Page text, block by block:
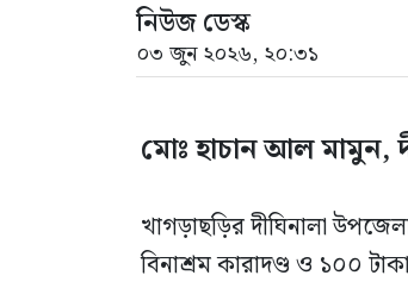
নিউজ ডেস্ক
০৩ জুন ২০২৬, ২০:৩১
মোঃ হাচান আল মামুন,
খাগড়াছড়ির দীঘিনালা
বিনাশ্রম কারাদণ্ড ও ১০০